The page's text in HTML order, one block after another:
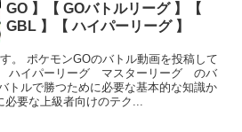
GO 】【 GOバトルリーグ 】【
GBL 】【 ハイパーリーグ 】
。 ポケモンGOのバトル動画を投稿して
ハイパーリーグ マスターリーグ のバ
トルで勝つために必要な基本的な知識か
要な上級者向けのテク...